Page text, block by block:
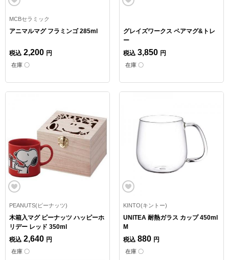
MCBセラミック
アニマルマグ フラミンゴ 285ml
税込 2,200 円
在庫 〇
グレイズワークス ペアマグ&トレ
ー
税込 3,850 円
在庫 〇
PEANUTS(ピーナッツ)
木箱入マグ ピーナッツ ハッピーホ
リデー レッド 350ml
税込 2,640 円
在庫 〇
KINTO(キントー)
UNITEA 耐熱ガラス カップ 450ml
M
税込 880 円
在庫 〇